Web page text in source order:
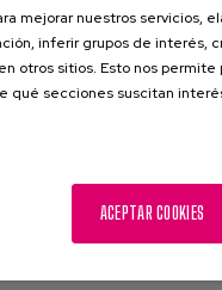
mejorar nuestros servicios,
inferir grupos de interés,
otros sitios. Esto nos
qué secciones suscitan
ACEPTAR COOKIES